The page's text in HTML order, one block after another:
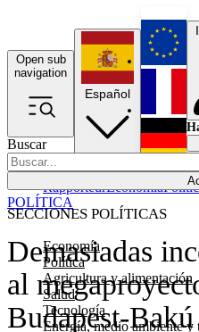
Open sub
navigation
Buscar
SECCIONES POLÍTICAS
Economía
Política
Agricultura y alimentación
Salud
Tecnología
Energía, medio ambiente y
RapporteurEconomía
Español
Demasiadas
al
Budapest-Bakú
POLÍTICA